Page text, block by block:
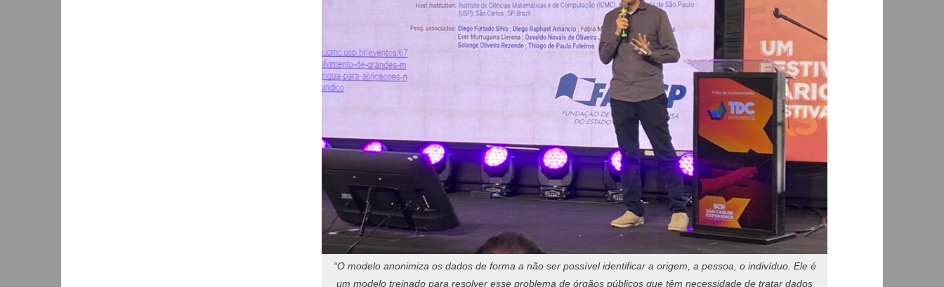
“O modelo anonimiza os dados de forma a não ser possível identificar a origem, a pessoa, o indivíduo. Ele é
um modelo treinado para resolver esse problema de órgãos públicos que têm necessidade de tratar dados